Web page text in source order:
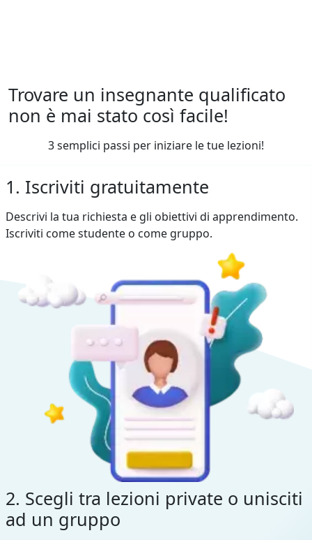
Trovare un insegnante qualificato
non è mai stato così facile!
3 semplici passi per iniziare le tue lezioni!
1. Iscriviti gratuitamente
Descrivi la tua richiesta e gli obiettivi di apprendimento.
Iscriviti come studente o come gruppo.
2. Scegli tra lezioni private o unisciti
ad un gruppo